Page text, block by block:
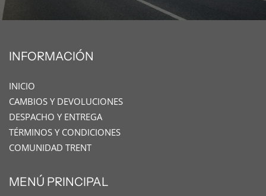
INFORMACIÓN
INICIO
CAMBIOS Y DEVOLUCIONES
DESPACHO Y ENTREGA
TÉRMINOS Y CONDICIONES
COMUNIDAD TRENT
MENÚ PRINCIPAL